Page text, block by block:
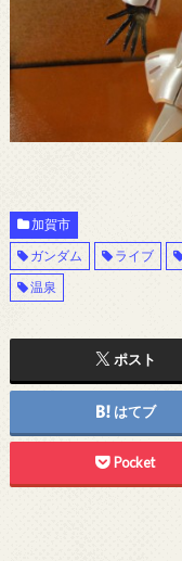
加賀市
ガンダム
ライブ
温泉
ポスト
はてブ
Pocket